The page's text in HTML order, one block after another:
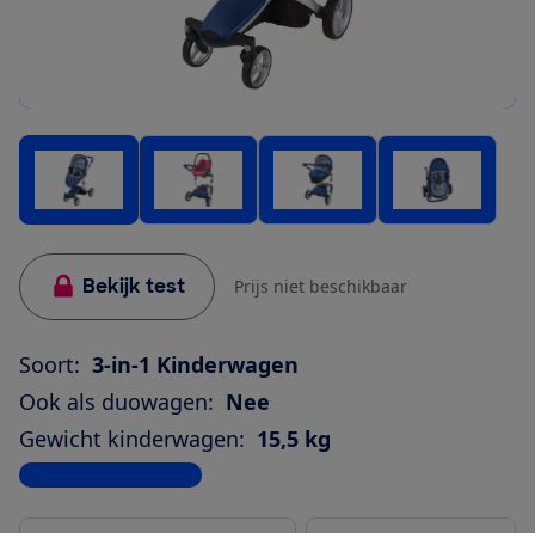
Bekijk test Prijs niet beschikbaar
Soort: 3-in-1 Kinderwagen
Ook als duowagen: Nee
Gewicht kinderwagen: 15,5 kg
Bekijk alle specificaties